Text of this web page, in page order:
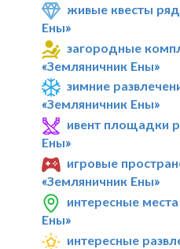
живые квесты
Ены»
загородные
«Земляничник Ены»
зимние
«Земляничник Ены»
ивент площадки
Ены»
игровые
«Земляничник Ены»
интересные
Ены»
интересные